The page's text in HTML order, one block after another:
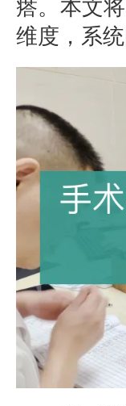
瘩。本文
维度，系